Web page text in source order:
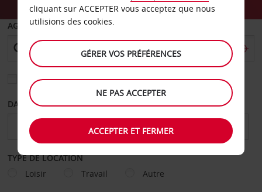
AGENCE DE DÉPART
Sélectionnez une autre agence de retour
DATE DE DÉPART DATE DE RETOUR
TYPE DE LOCATION
Loisir
Travail Autre
cliquant sur ACCEPTER vous acceptez que nous
utilisions des cookies.
GÉRER VOS PRÉFÉRENCES
NE PAS ACCEPTER
ACCEPTER ET FERMER